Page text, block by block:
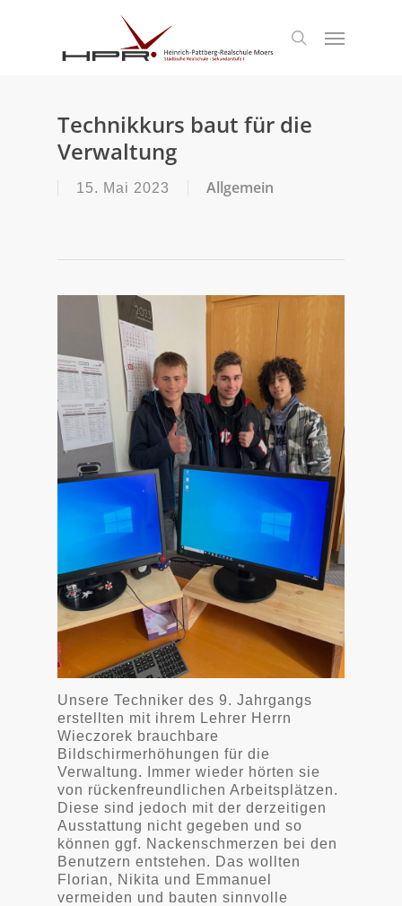
search
Menu
Technikkurs baut für die
Verwaltung
15. Mai 2023 Allgemein
Unsere Techniker des 9. Jahrgangs
erstellten mit ihrem Lehrer Herrn
Wieczorek brauchbare
Bildschirmerhöhungen für die
Verwaltung. Immer wieder hörten sie
von rückenfreundlichen Arbeitsplätzen.
Diese sind jedoch mit der derzeitigen
Ausstattung nicht gegeben und so
können ggf. Nackenschmerzen bei den
Benutzern entstehen. Das wollten
Florian, Nikita und Emmanuel
vermeiden und bauten sinnvolle